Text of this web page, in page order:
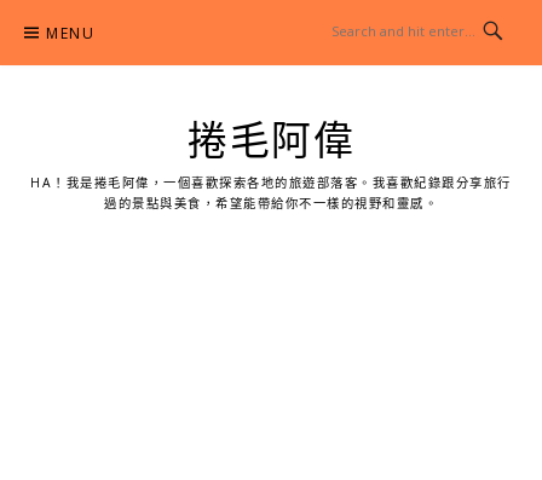
content
MENU
捲毛阿偉
HA！我是捲毛阿偉，一個喜歡探索各地的旅遊部落客。我喜歡紀錄跟分享旅行
過的景點與美食，希望能帶給你不一樣的視野和靈感。